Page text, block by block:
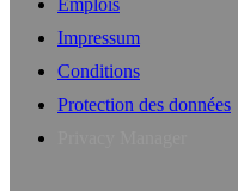
Emplois
Impressum
Conditions
Protection des données